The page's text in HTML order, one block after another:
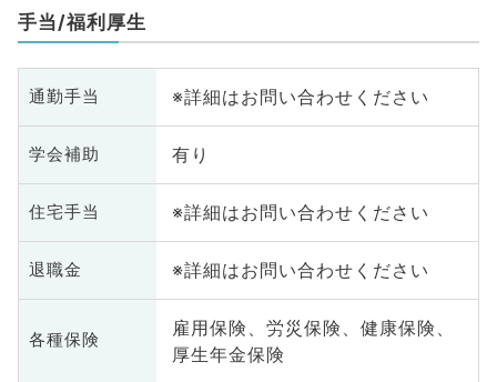
手当/福利厚生
通勤手当 ※詳細はお問い合わせください
学会補助 有り
住宅手当 ※詳細はお問い合わせください
退職金 ※詳細はお問い合わせください
各種保険
雇用保険、労災保険、健康保険、
厚生年金保険